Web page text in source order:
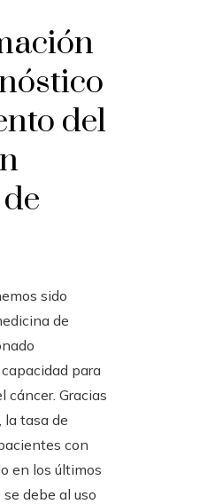
del
sido
de
para
cáncer. Gracias
la tasa de
con
en los últimos
debe al uso